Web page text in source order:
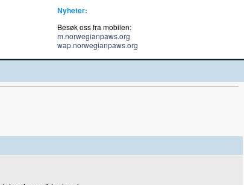
Nyheter:
Besøk oss fra mobilen:
m.norwegianpaws.org
wap.norwegianpaws.org